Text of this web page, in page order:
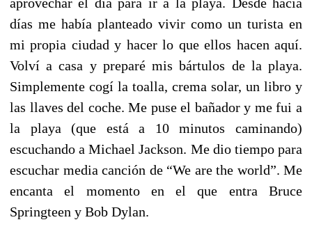
días me había planteado vivir como un turista en
mi propia ciudad y hacer lo que ellos hacen aquí.
Volví a casa y preparé mis bártulos de la playa.
Simplemente cogí la toalla, crema solar, un libro y
las llaves del coche. Me puse el bañador y me fui a
la playa (que está a 10 minutos caminando)
escuchando a Michael Jackson. Me dio tiempo para
escuchar media canción de “We are the world”. Me
encanta el momento en el que entra Bruce
Springteen y Bob Dylan.